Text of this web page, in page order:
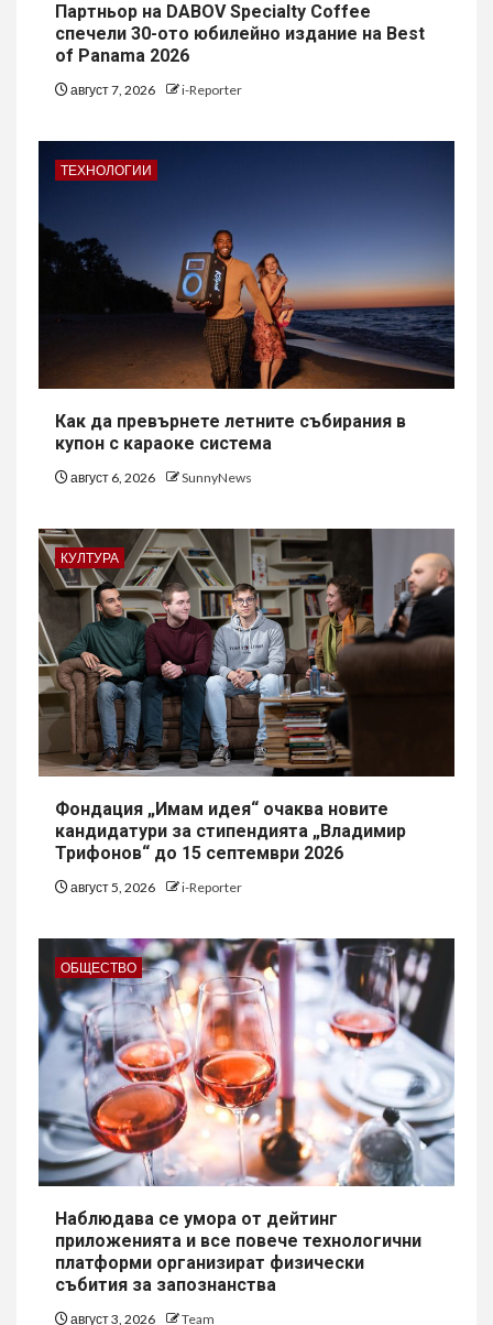
Партньор на DABOV Specialty Coffee
спечели 30-ото юбилейно издание на Best
of Panama 2026
август 7, 2026 i-Reporter
ТЕХНОЛОГИИ
Как да превърнете летните събирания в
купон с караоке система
август 6, 2026 SunnyNews
КУЛТУРА
Фондация „Имам идея“ очаква новите
кандидатури за стипендията „Владимир
Трифонов“ до 15 септември 2026
август 5, 2026 i-Reporter
ОБЩЕСТВО
Наблюдава се умора от дейтинг
приложенията и все повече технологични
платформи организират физически
събития за запознанства
август 3, 2026 Team